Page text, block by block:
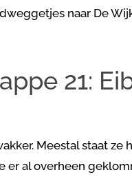
naar De
21:
Meestal staat
er al overheen